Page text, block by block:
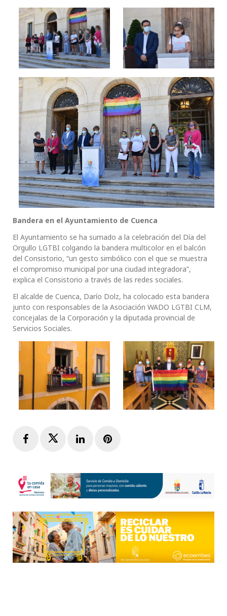
Bandera en el Ayuntamiento de Cuenca
El Ayuntamiento se ha sumado a la celebración del Día del
Orgullo LGTBI colgando la bandera multicolor en el balcón
del Consistorio, “un gesto simbólico con el que se muestra
el compromiso municipal por una ciudad integradora”,
explica el Consistorio a través de las redes sociales.
El alcalde de Cuenca, Darío Dolz, ha colocado esta bandera
junto con responsables de la Asociación WADO LGTBI CLM,
concejalas de la Corporación y la diputada provincial de
Servicios Sociales.
FacebookTwitterLinkedInPinterest